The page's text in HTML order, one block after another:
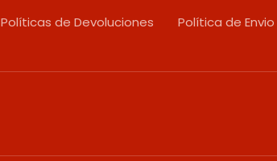
Políticas de Devoluciones Política de Envio